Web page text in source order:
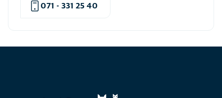
071 - 331 25 40